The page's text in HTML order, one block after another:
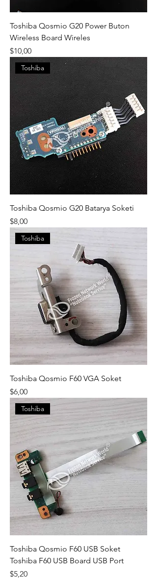
Toshiba Qosmio G20 Power Buton
Wireless Board Wireles
Fiyat
$10,00
Toshiba
Toshiba Qosmio G20 Batarya Soketi
Fiyat
$8,00
Toshiba
Toshiba Qosmio F60 VGA Soket
Fiyat
$6,00
Toshiba
Toshiba Qosmio F60 USB Soket
Toshiba F60 USB Board USB Port
Fiyat
$5,20